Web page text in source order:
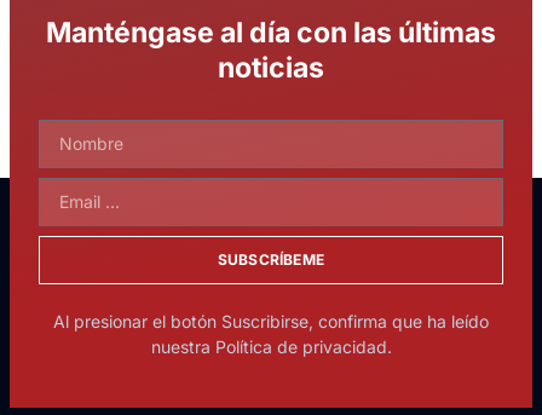
Manténgase al día con las últimas
noticias
SUBSCRÍBEME
Al presionar el botón Suscribirse, confirma que ha leído
nuestra Política de privacidad.